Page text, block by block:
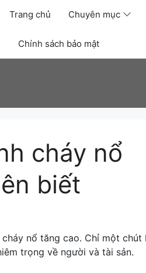
Trang chủ Chuyên mục
Chính sách bảo mật
cháy nổ
biết
nổ tăng cao. Chỉ một chút
trọng về người và tài sản.